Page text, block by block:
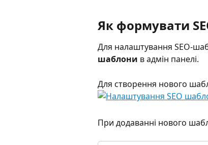
Як формувати
Для налаштування SEO-
шаблони в адмін панелі.
Для створення нового
При додаванні нового